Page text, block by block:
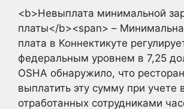
<b>Невыплата минимальной
платы</b><span> –
плата в Коннектикуте
федеральным уровнем в 7,25
OSHA обнаружило, что
выплатить эту сумму при учете
отработанных сотрудниками